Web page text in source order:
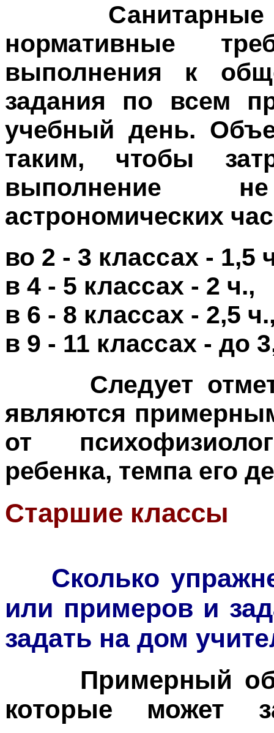
Санитарные
нормативные
выполнения к
задания по всем
учебный день.
таким, чтобы
выполнение
астрономических
во 2 - 3 классах - 1,5
в 4 - 5 классах - 2 ч.,
в 6 - 8 классах - 2,5
в 9 - 11 классах - до
Следует
являются
от
ребенка, темпа его
Старшие классы
Сколько
или примеров и
задать на дом
Примерный
которые может